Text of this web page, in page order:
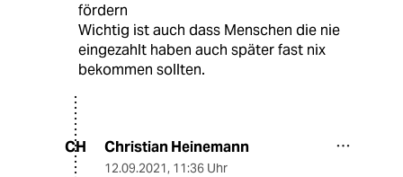
fördern
Wichtig ist auch dass Menschen die nie
eingezahlt haben auch später fast nix
bekommen sollten.
CH Christian Heinemann
12.09.2021, 11:36 Uhr